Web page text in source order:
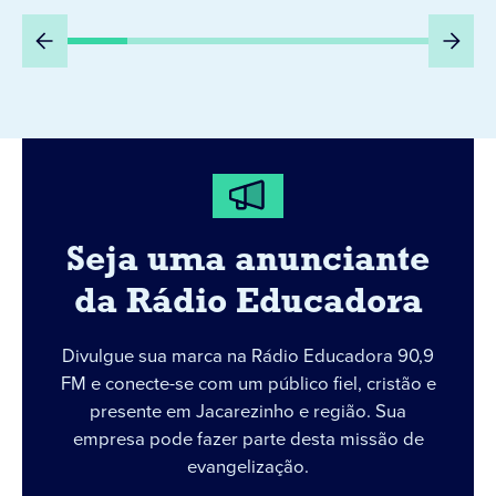
Seja uma anunciante
da Rádio Educadora
Divulgue sua marca na Rádio Educadora 90,9
FM e conecte-se com um público fiel, cristão e
presente em Jacarezinho e região. Sua
empresa pode fazer parte desta missão de
evangelização.